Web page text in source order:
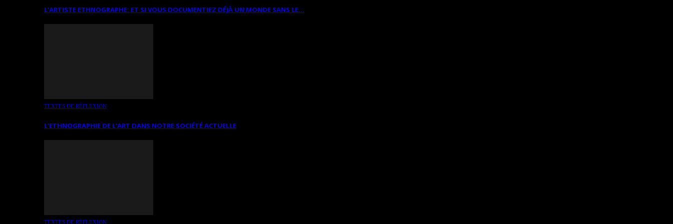
L’ARTISTE ETHNOGRAPHE: ET SI VOUS DOCUMENTIEZ DÉJÀ UN MONDE SANS LE…
TEXTES DE RÉFLEXION
L’ETHNOGRAPHIE DE L’ART DANS NOTRE SOCIÉTÉ ACTUELLE
TEXTES DE RÉFLEXION